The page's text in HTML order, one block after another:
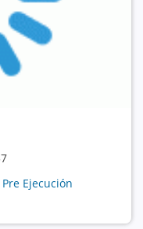
Ejecución